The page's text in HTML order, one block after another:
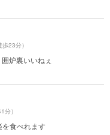
歩23分）
炉裏いいねぇ
分）
食べれます